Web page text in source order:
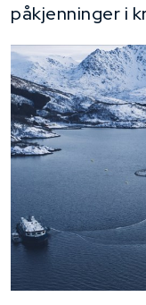
påkjenninger i